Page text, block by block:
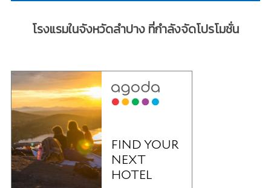
โรงแรมในจังหวัดลำปาง ที่กำลังจัดโปรโมชั่น